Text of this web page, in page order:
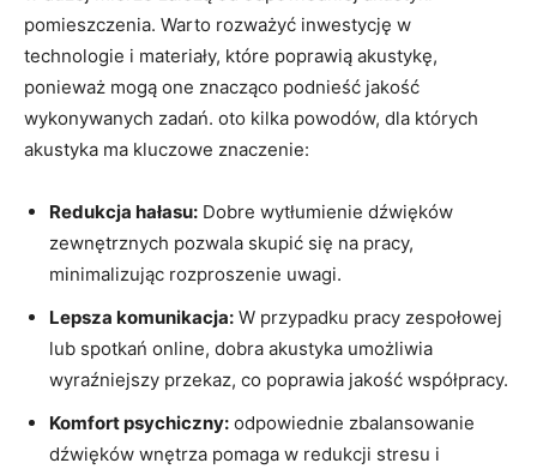
‍pomieszczenia. Warto rozważyć inwestycję w ​
technologie ‌i materiały, które​ poprawią akustykę,
⁤ponieważ ​mogą one znacząco ‌podnieść⁢ jakość
⁣wykonywanych zadań. oto kilka powodów, dla których‍
akustyka ma kluczowe znaczenie:
Redukcja hałasu: Dobre wytłumienie dźwięków
zewnętrznych ‌pozwala⁣ skupić się⁤ na pracy,
minimalizując rozproszenie uwagi.
Lepsza komunikacja: W przypadku pracy zespołowej
lub spotkań⁣ online, ⁤dobra akustyka umożliwia
wyraźniejszy przekaz, co poprawia ⁤jakość współpracy.
Komfort psychiczny: ‌odpowiednie⁣ zbalansowanie
dźwięków wnętrza⁤ pomaga w​ redukcji ⁤stresu i